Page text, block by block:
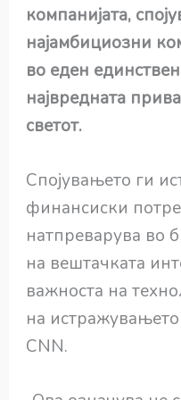
компанијата,
најамбициозни
во еден единствен
највредната
светот.
Спојувањето ги
финансиски
натпреварува во
на вештачката
важноста на
на
CNN.